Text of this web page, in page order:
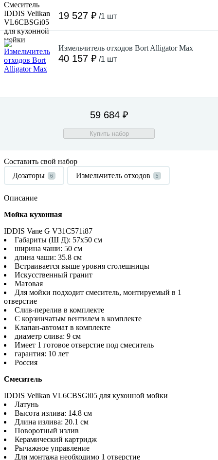
19 527 ₽ /1 шт
Измельчитель отходов Bort Alligator Max
40 157 ₽ /1 шт
59 684 ₽
Купить набор
Составить свой набор
Дозаторы
6 Измельчитель отходов 5
Описание
Мойка кухонная
IDDIS Vane G V31C571i87
Габариты (Ш Д): 57x50 см
ширина чаши: 50 см
длина чаши: 35.8 см
Встраивается выше уровня столешницы
Искусственный гранит
Матовая
Для мойки подходит смеситель, монтируемый в 1
отверстие
Слив-перелив в комплекте
С корзинчатым вентилем в комплекте
Клапан-автомат в комплекте
диаметр слива: 9 см
Имеет 1 готовое отверстие под смеситель
гарантия: 10 лет
Россия
Смеситель
IDDIS Velikan VL6CBSGi05 для кухонной мойки
Латунь
Высота излива: 14.8 см
Длина излива: 20.1 см
Поворотный излив
Керамический картридж
Рычажное управление
Для монтажа необходимо 1 отверстие